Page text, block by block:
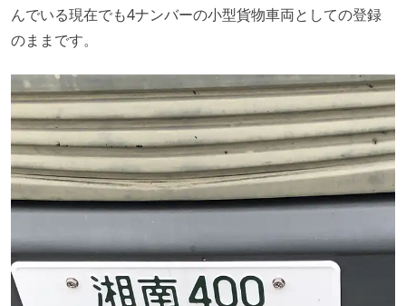
んでいる現在でも4ナンバーの小型貨物車両としての登録
のままです。